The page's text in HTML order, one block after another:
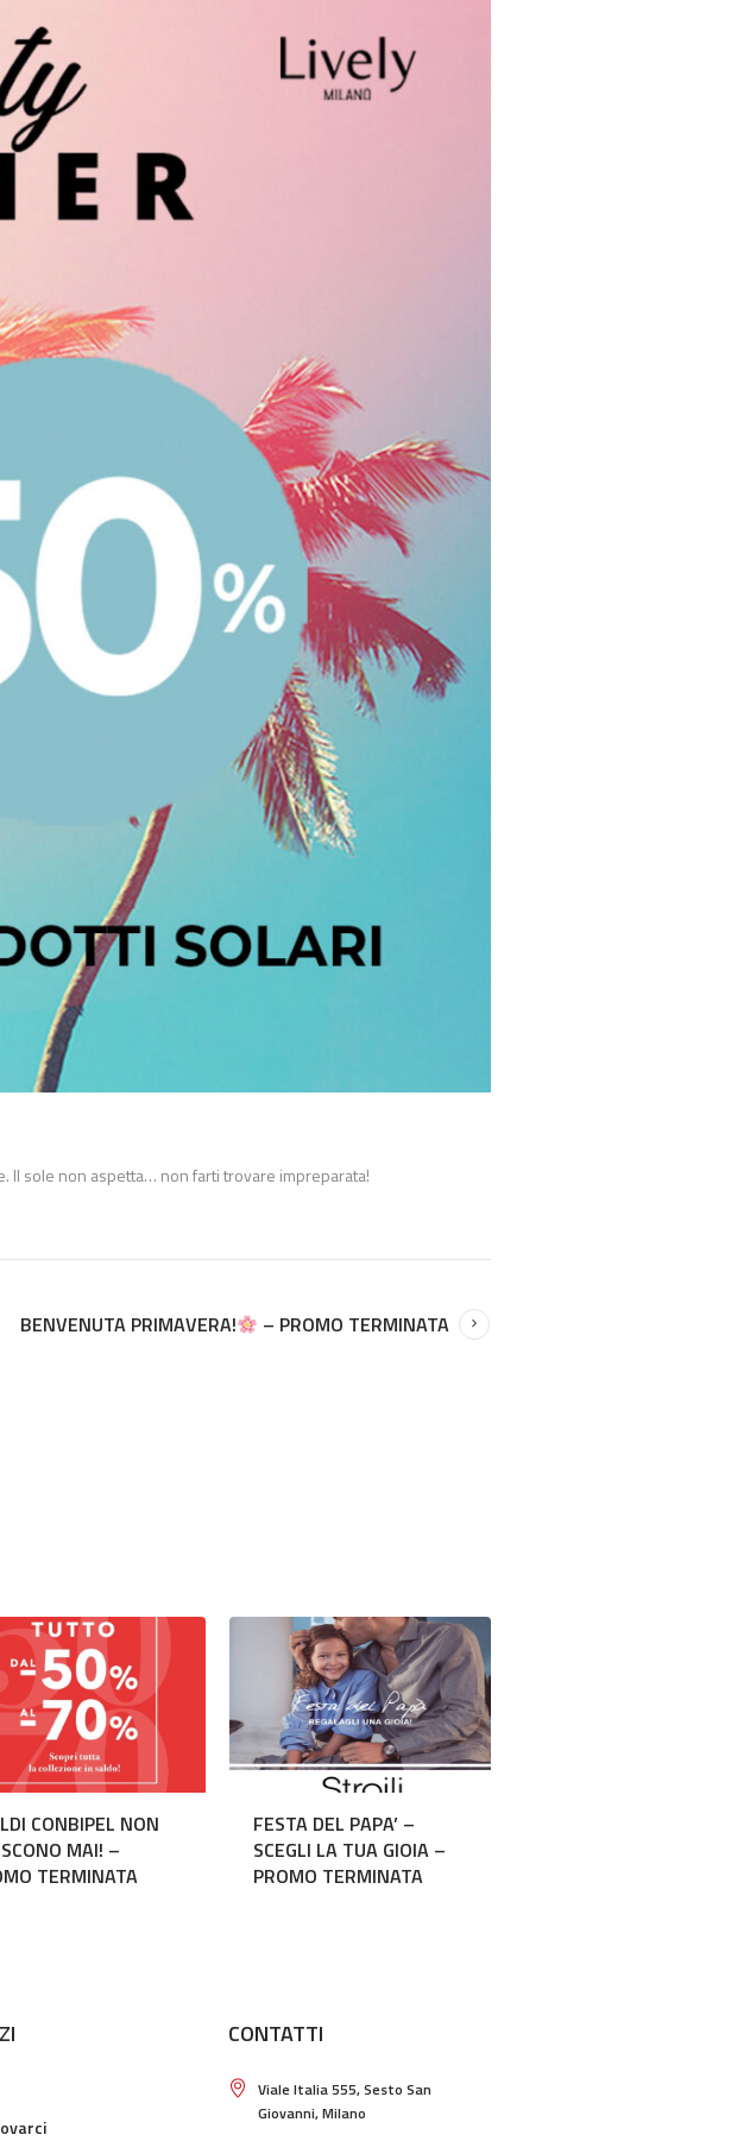
Il sole non aspetta… non farti trovare impreparata!
BENVENUTA PRIMAVERA! – PROMO TERMINATA
CONBIPEL NON
MAI! –
TERMINATA
FESTA DEL PAPA’ –
SCEGLI LA TUA GIOIA –
PROMO TERMINATA
CONTATTI
Viale Italia 555, Sesto San
Giovanni, Milano